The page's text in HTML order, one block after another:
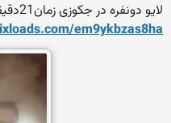
لایو دونفره در جکوزی زمان21دقیقه
em9ykbzas8ha